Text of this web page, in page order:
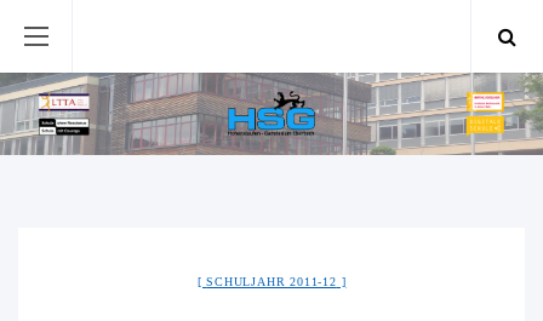
SCHULJAHR 2011-12